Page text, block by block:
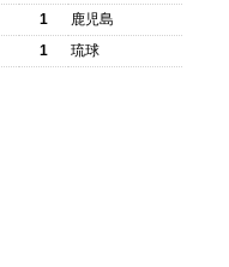
1
鹿児島
1 琉球